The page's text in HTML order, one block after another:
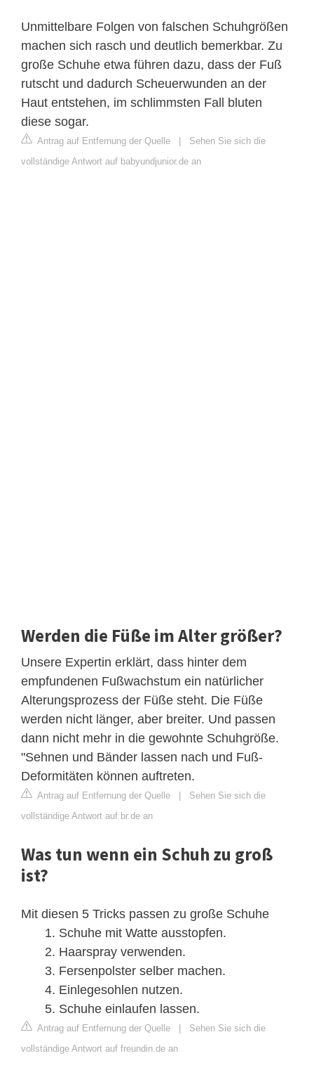
Unmittelbare Folgen von falschen Schuhgrößen
machen sich rasch und deutlich bemerkbar. Zu
große Schuhe etwa führen dazu, dass der Fuß
rutscht und dadurch Scheuerwunden an der
Haut entstehen, im schlimmsten Fall bluten
diese sogar.
Antrag auf Entfernung der Quelle | Sehen Sie sich die
vollständige Antwort auf babyundjunior.de an
Werden die Füße im Alter größer?
Unsere Expertin erklärt, dass hinter dem
empfundenen Fußwachstum ein natürlicher
Alterungsprozess der Füße steht. Die Füße
werden nicht länger, aber breiter. Und passen
dann nicht mehr in die gewohnte Schuhgröße.
"Sehnen und Bänder lassen nach und Fuß-
Deformitäten können auftreten.
Antrag auf Entfernung der Quelle | Sehen Sie sich die
vollständige Antwort auf br.de an
Was tun wenn ein Schuh zu groß
ist?
Mit diesen 5 Tricks passen zu große Schuhe
Schuhe mit Watte ausstopfen.
Haarspray verwenden.
Fersenpolster selber machen.
Einlegesohlen nutzen.
Schuhe einlaufen lassen.
Antrag auf Entfernung der Quelle | Sehen Sie sich die
vollständige Antwort auf freundin.de an